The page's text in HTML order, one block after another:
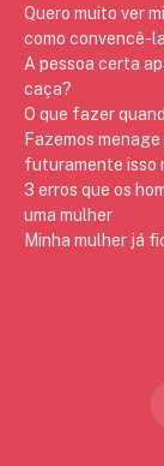
Quero muito ver
como convencê-la
A pessoa certa
caça?
O que fazer
Fazemos
futuramente isso
3 erros que os
uma mulher
Minha mulher já